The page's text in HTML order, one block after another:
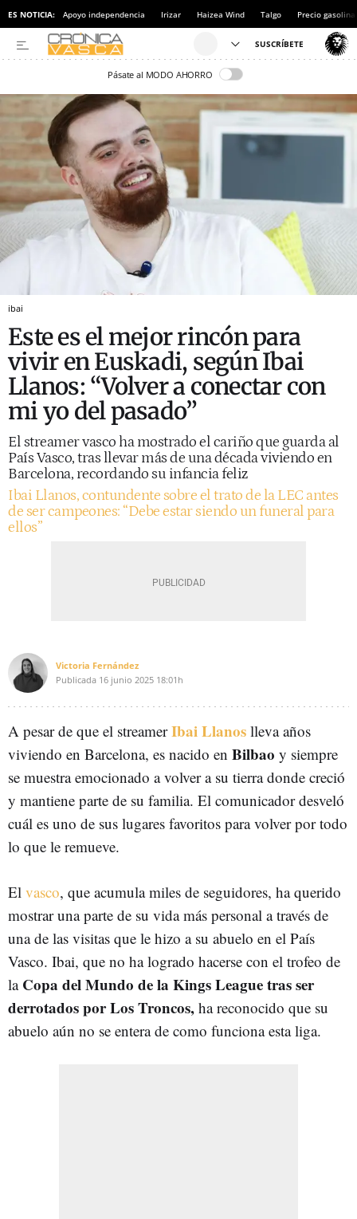
ES NOTICIA: Apoyo independencia Irizar Haizea Wind Talgo Precio gasolina
Pásate al MODO AHORRO
ibai
Este es el mejor rincón para
vivir en Euskadi, según Ibai
Llanos: “Volver a conectar con
mi yo del pasado”
El streamer vasco ha mostrado el cariño que guarda al
País Vasco, tras llevar más de una década viviendo en
Barcelona, recordando su infancia feliz
Ibai Llanos, contundente sobre el trato de la LEC antes
de ser campeones: “Debe estar siendo un funeral para
ellos”
Victoria Fernández
Publicada 16 junio 2025 18:01h
A pesar de que el streamerIbai Llanos lleva años
viviendo en Barcelona, es nacido en Bilbao y siempre
se muestra emocionado a volver a su tierra donde creció
y mantiene parte de su familia. El comunicador desveló
cuál es uno de sus lugares favoritos para volver por todo
lo que le remueve.
El vasco, que acumula miles de seguidores, ha querido
mostrar una parte de su vida más personal a través de
una de las visitas que le hizo a su abuelo en el País
Vasco. Ibai, que no ha logrado hacerse con el trofeo de
la Copa del Mundo de la Kings League tras ser
derrotados por Los Troncos, ha reconocido que su
abuelo aún no se entera de como funciona esta liga.